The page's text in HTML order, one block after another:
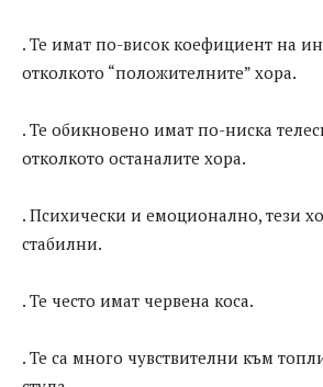
. Те имат по-висок коефициент на
отколкото “положителните” хора.
. Те обикновено имат по-ниска
отколкото останалите хора.
. Психически и емоционално, тези
стабилни.
. Те често имат червена коса.
. Те са много чувствителни към